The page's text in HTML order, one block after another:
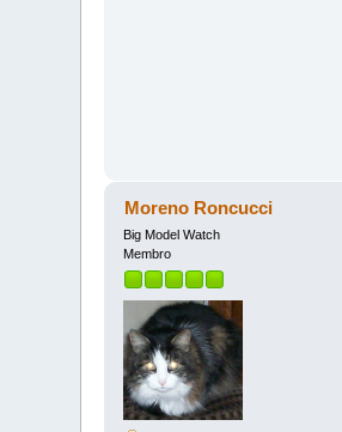
Moreno Roncucci
Big Model Watch
Membro